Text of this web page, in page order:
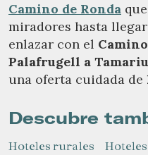
Camino de Ronda
miradores hasta
enlazar con el
Palafrugell a Tamariu
una oferta cuidada de
Descubre
Hoteles rurales